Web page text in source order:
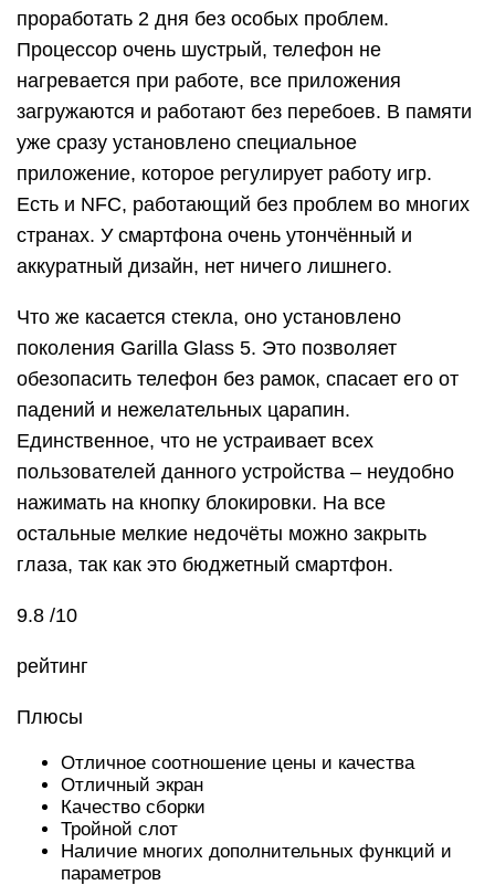
проработать 2 дня без особых проблем.
Процессор очень шустрый, телефон не
нагревается при работе, все приложения
загружаются и работают без перебоев. В памяти
уже сразу установлено специальное
приложение, которое регулирует работу игр.
Есть и NFC, работающий без проблем во многих
странах. У смартфона очень утончённый и
аккуратный дизайн, нет ничего лишнего.
Что же касается стекла, оно установлено
поколения Garilla Glass 5. Это позволяет
обезопасить телефон без рамок, спасает его от
падений и нежелательных царапин.
Единственное, что не устраивает всех
пользователей данного устройства – неудобно
нажимать на кнопку блокировки. На все
остальные мелкие недочёты можно закрыть
глаза, так как это бюджетный смартфон.
9.8 /10
рейтинг
Плюсы
Отличное соотношение цены и качества
Отличный экран
Качество сборки
Тройной слот
Наличие многих дополнительных функций и
параметров